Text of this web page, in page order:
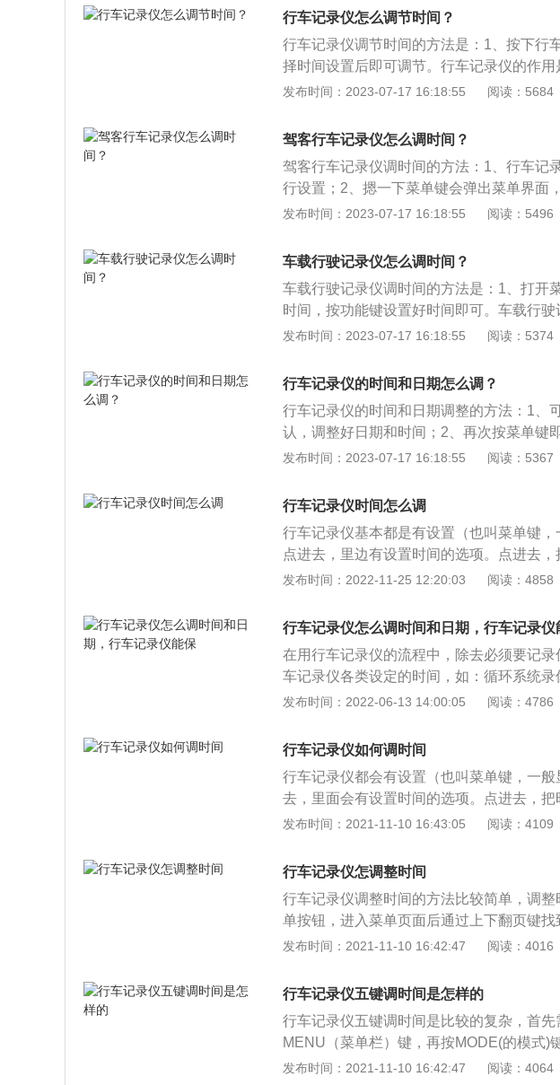
2、安装行车记录仪，视频资料不可裁剪，
助。防止社会不可避免的碰瓷行为。
行车记录仪怎么调节时间？
行车记录仪调节时间的方法是：1、按下行
择时间设置后即可调节。行车记录仪的作
图像和声音，可为交通事故提供证据；2、
圈，避免脱落；3、把线沿着内饰板塞进去
将另一头的线插至点烟器上即可。
发布时间：2023-07-17 16:18:55 阅读：5684
驾客行车记录仪怎么调时间？
驾客行车记录仪调时间的方法：1、行车记
行设置；2、摁一下菜单键会弹出菜单界面
好时间，点击菜单键退回主界面即可。行车
像和声音，可为交通事故提供证据。喜欢自
险阻的过程，平时还可以做停车监控。安
如果裁剪，在责任事故发生后就无法提供
避免的碰瓷行为。
发布时间：2023-07-17 16:18:55 阅读：5496
车载行驶记录仪怎么调时间？
车载行驶记录仪调时间的方法是：1、打开
时间，按功能键设置好时间即可。车载行
的合法权益避免被敲诈或者勒索；2、能够
件时进行准确判决。车载行驶记录仪的安
位置；2、确定电源线的长度；3、固定行
即可完成。
发布时间：2023-07-17 16:18:55 阅读：5374
行车记录仪的时间和日期怎么调？
行车记录仪的时间和日期调整的方法：1、
认，调整好日期和时间；2、再次按菜单键
的时间便是调整好的时间。一般情况下，如
的情况，需手动调整。除了行车记录仪内
性外，当行车记录仪内置的电池没电时，
功能，就会出现行车记录仪时间不同步的
发布时间：2023-07-17 16:18:55 阅读：5367
行车记录仪时间怎么调
行车记录仪基本都是有设置（也叫菜单键
点进去，里边有设置时间的选项。点进去
绝大多数行车记录仪有GPS，会全自动校
都是有使用说明书，使用说明书上基本都
的步骤，一步步完成操作。行车记录仪的
横过公路的路人及骑自行车、摩托的，万
敲诈，假如拥有行车记录仪，驾驶员可给
记录回看，责任事故简单明了，构建安全顺
和有据可依，也给保险公司的理赔带来了证
的，行车记录仪将能带来破案的关键性的
时边走边录像，另外把时间、速度、地理
停车监控。
发布时间：2022-11-25 12:20:03 阅读：4858
行车记录仪怎么调时间和日期，行车记录仪
在用行车记录仪的流程中，除去必须要记
车记录仪各类设定的时间，如：循环系统
短也不宜过长，假如时间太长，查找事故片
行车记录仪怎么调时间和日期行车记录仪
定时间设置并确认。变更日期和时间，再
显示的时间是变更的时间。通常状况下，
况下，系统软件的时间会自动刷新;而要是
间便会产生不同步的状况，需手动变更。除
以后就没有记载的作用，当然便会产生行车
充电或更换电池解决。假如行车记录仪供
将行车记录仪和电脑连接，在存储卡的根
机后时间便会同步了。行车记录仪能保存多
视频录制200min，64G卡400min，越新的
一般而言16G卡视频录制100min，32G卡
常越新的记录会覆盖越旧的。这取决于存
录时间越长。行车记录仪基本都是循环系统
发布时间：2022-06-13 14:00:05 阅读：4786
行车记录仪如何调时间
行车记录仪都会有设置（也叫菜单键，一
去，里面会有设置时间的选项。点进去，
部分行车记录仪有GPS，会自动校正时间
书，使用说明书上都会有详细介绍，建议
行操作。附行车记录仪的时间老是自动恢复
的，很可能因为内部电池时间过长，电池
下什么型号的电池，自己去网上买一个，
可。2、如果是汽车自带的内部行车记录仪
发布时间：2021-11-10 16:43:05 阅读：4109
行车记录仪怎调整时间
行车记录仪调整时间的方法比较简单，调
单按钮，进入菜单页面后通过上下翻页键
调整时间了，调整完时间再次点击菜单键返
阅行车记录仪的使用说明书，按照上面详细
置，也可以到购买行车记录仪的地方找专
中，一定要将初始时间设置好，防止以后
判断，引起不必要的麻烦。在使用行车记
汽车电瓶为其供电。这样一来，就不怕出现
发布时间：2021-11-10 16:42:47 阅读：4016
行车记录仪五键调时间是怎样的
行车记录仪五键调时间是比较的复杂，首
MENU（菜单栏）键，再按MODE(的模式)
输进时间日期>项，按MENU（菜单栏）或
发布时间：2021-11-10 16:42:47 阅读：4064